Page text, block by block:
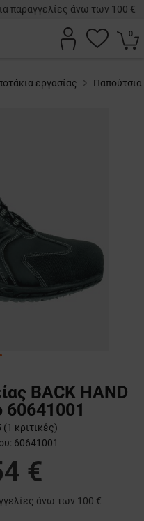
παραγγελίες άνω των 100 €
0
εργασίας Παπούτσια
BACK HAND
60641001
(1 κριτικές)
60641001
€
άνω των 100 €